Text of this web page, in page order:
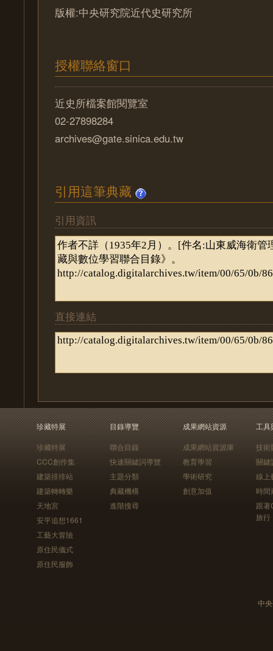
版權:中央研究院近代史研究所
授權聯絡窗口
近史所檔案館閱覽室
02-27898284
archives@gate.sinica.edu.tw
引用這筆典藏
引用資訊
直接連結
珍藏特展
珍藏特展
CCC創作集
建築排排站
建築轉轉樂
天地宮
安平追想1661
工藝大冒險
原住民儀式
原住民服飾
目錄導覽
聯合目錄
快速關鍵詞導覽
主題分類
典藏機構
進階搜尋
成果網站資源
成果網站資源庫
教育學習
學術研究
創意加值
工具
技術
關鍵
線上
時間
跟
旅行
中